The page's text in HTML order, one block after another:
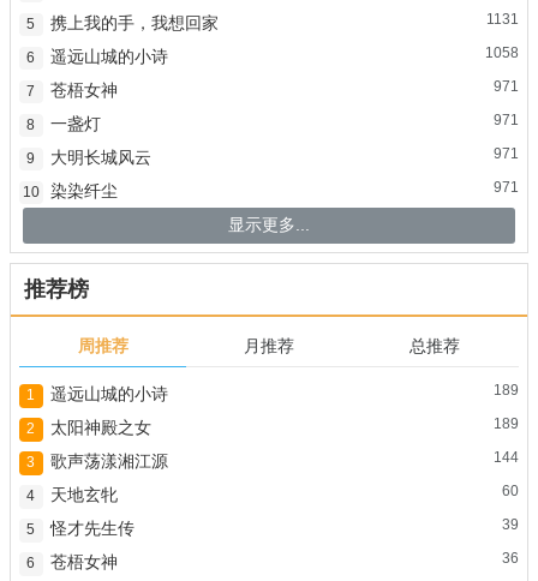
1131
5 携上我的手，我想回家
1058
6 遥远山城的小诗
971
7 苍梧女神
971
8 一盏灯
971
9 大明长城风云
971
10
染染纤尘
显示更多...
推荐榜
周推荐 月推荐 总推荐
189
1 遥远山城的小诗
189
2 太阳神殿之女
144
3 歌声荡漾湘江源
60
4 天地玄牝
39
5 怪才先生传
36
6 苍梧女神